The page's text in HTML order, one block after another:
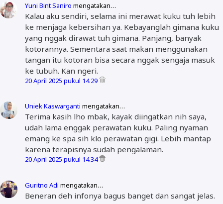
Yuni Bint Saniro mengatakan…
Kalau aku sendiri, selama ini merawat kuku tuh lebih
ke menjaga kebersihan ya. Kebayanglah gimana kuku
yang nggak dirawat tuh gimana. Panjang, banyak
kotorannya. Sementara saat makan menggunakan
tangan itu kotoran bisa secara nggak sengaja masuk
ke tubuh. Kan ngeri.
20 April 2025 pukul 14.29
Uniek Kaswarganti mengatakan…
Terima kasih lho mbak, kayak diingatkan nih saya,
udah lama enggak perawatan kuku. Paling nyaman
emang ke spa sih klo perawatan gigi. Lebih mantap
karena terapisnya sudah pengalaman.
20 April 2025 pukul 14.34
Guritno Adi mengatakan…
Beneran deh infonya bagus banget dan sangat jelas.